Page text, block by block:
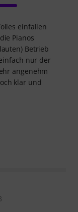
einfallen
Pianos
Betrieb
nur der
angenehm
klar und